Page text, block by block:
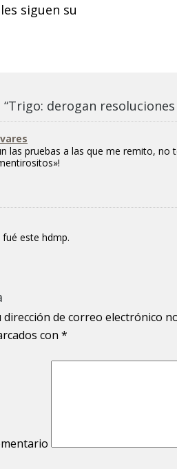
siguen su
derogan
las pruebas a las que me remito,
este hdmp.
dirección de correo electrónico
con *